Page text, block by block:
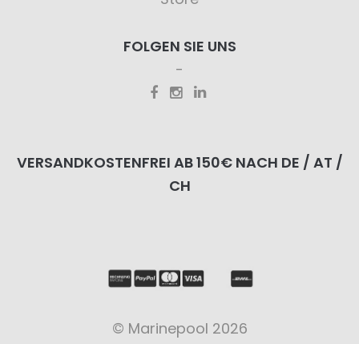
FOLGEN SIE UNS
VERSANDKOSTENFREI AB 150€ NACH DE / AT /
CH
© Marinepool 2026